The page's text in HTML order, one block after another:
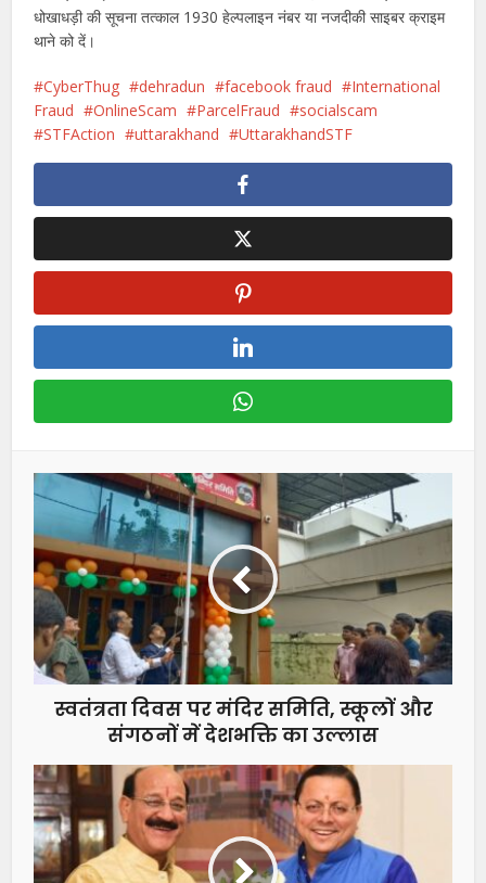
धोखाधड़ी की सूचना तत्काल 1930 हेल्पलाइन नंबर या नजदीकी साइबर क्राइम
थाने को दें।
CyberThug dehradun facebook fraud
International
Fraud
OnlineScam ParcelFraud
socialscam
STFAction
uttarakhand UttarakhandSTF
स्वतंत्रता दिवस पर मंदिर समिति, स्कूलों और
संगठनों में देशभक्ति का उल्लास